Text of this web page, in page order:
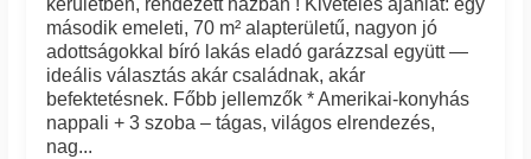
kerületben, rendezett házban ! Kivételes ajánlat: egy
második emeleti, 70 m² alapterületű, nagyon jó
adottságokkal bíró lakás eladó garázzsal együtt —
ideális választás akár családnak, akár
befektetésnek. Főbb jellemzők * Amerikai-konyhás
nappali + 3 szoba – tágas, világos elrendezés,
nag...